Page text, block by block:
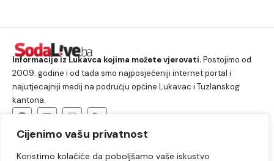
Cijenimo vašu privatnost
Koristimo kolačiće da poboljšamo vaše iskustvo
Informacije iz Lukavca kojima možete vjerovati.Postojimo od
2009. godine i od tada smo najposjećeniji internet portal i
najutjecajniji medij na području općine Lukavac i Tuzlanskog
kantona.